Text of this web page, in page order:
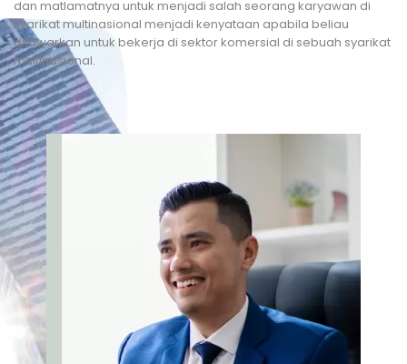
dan matlamatnya untuk menjadi salah seorang karyawan di
syarikat multinasional menjadi kenyataan apabila beliau
ditawarkan untuk bekerja di sektor komersial di sebuah syarikat
multinasional.